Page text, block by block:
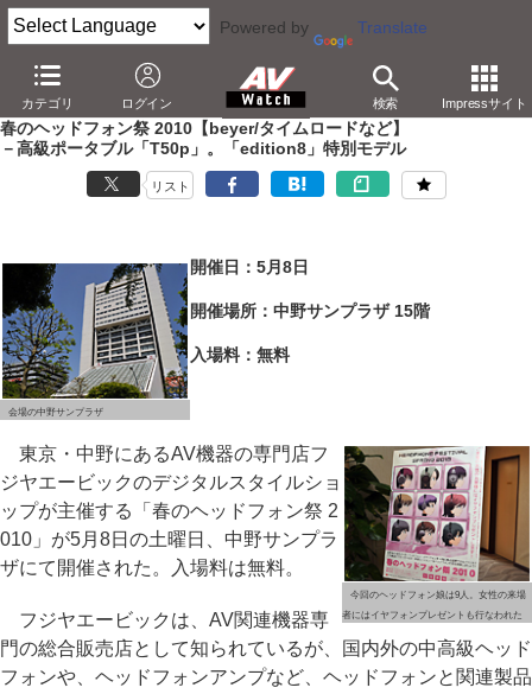
Powered by Translate
カテゴリ ログイン 検索 Impressサイト
AV Watch イベント ヘッドフォン祭
春のヘッドフォン祭 2010【beyer/タイムロードなど】
－高級ポータブル「T50p」。「edition8」特別モデル
リスト
会場の中野サンプラザ
開催日：5月8日
開催場所：中野サンプラザ 15階
入場料：無料
今回のヘッドフォン娘は9人。女性の来場
者にはイヤフォンプレゼントも行なわれた
東京・中野にあるAV機器の専門店フ
ジヤエービックのデジタルスタイルショ
ップが主催する「春のヘッドフォン祭 2
010」が5月8日の土曜日、中野サンプラ
ザにて開催された。入場料は無料。
フジヤエービックは、AV関連機器専
門の総合販売店として知られているが、国内外の中高級ヘッド
フォンや、ヘッドフォンアンプなど、ヘッドフォンと関連製品